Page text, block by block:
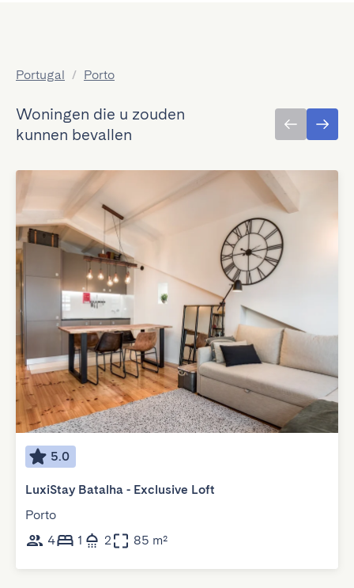
Portugal / Porto
Woningen die u zouden
kunnen bevallen
5.0
LuxiStay Batalha - Exclusive Loft
Porto
4
1 2 85 m²